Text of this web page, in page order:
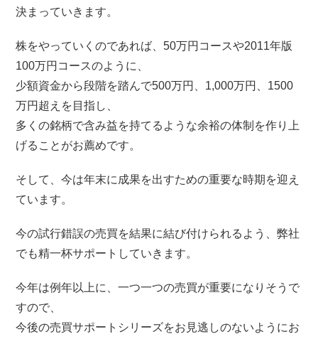
決まっていきます。
株をやっていくのであれば、50万円コースや2011年版
100万円コースのように、
少額資金から段階を踏んで500万円、1,000万円、1500
万円超えを目指し、
多くの銘柄で含み益を持てるような余裕の体制を作り上
げることがお薦めです。
そして、今は年末に成果を出すための重要な時期を迎え
ています。
今の試行錯誤の売買を結果に結び付けられるよう、弊社
でも精一杯サポートしていきます。
今年は例年以上に、一つ一つの売買が重要になりそうで
すので、
今後の売買サポートシリーズをお見逃しのないようにお